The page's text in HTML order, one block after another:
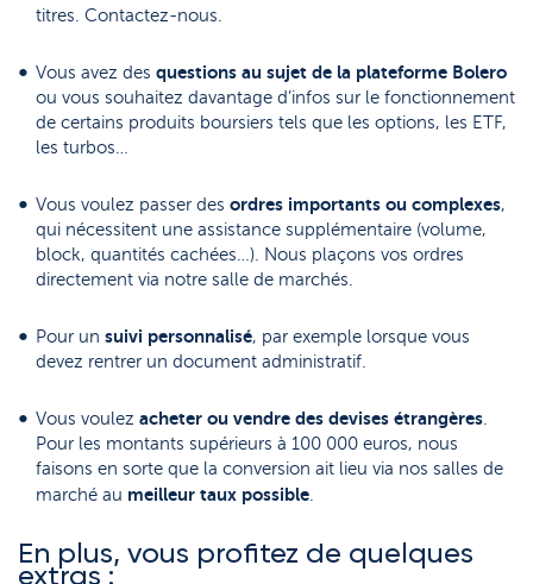
titres. Contactez-nous.
Vous avez des questions au sujet de la plateforme Bolero
ou vous souhaitez davantage d’infos sur le fonctionnement
de certains produits boursiers tels que les options, les ETF,
les turbos…
Vous voulez passer des ordres importants ou complexes,
qui nécessitent une assistance supplémentaire (volume,
block, quantités cachées…). Nous plaçons vos ordres
directement via notre salle de marchés.
Pour un suivi personnalisé, par exemple lorsque vous
devez rentrer un document administratif.
Vous voulez acheter ou vendre des devises étrangères.
Pour les montants supérieurs à 100 000 euros, nous
faisons en sorte que la conversion ait lieu via nos salles de
marché au meilleur taux possible.
En plus, vous profitez de quelques
extras :